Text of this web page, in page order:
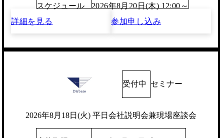
スケジュール
2026年8月20日(木) 12:00～
詳細を見る
参加申し込み
受付中 セミナー
2026年8月18日(火) 平日会社説明会兼現場座談会